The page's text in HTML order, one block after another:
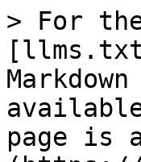
> For
page is